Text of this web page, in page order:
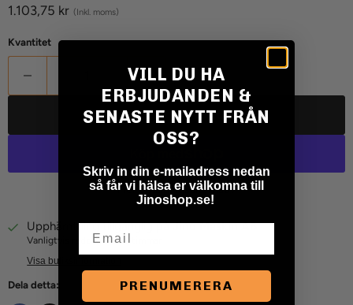
Aktuellt pris
1.103,75 kr (Inkl. moms)
Kvantitet
LÄGG TILL I VARUKORGEN
Fler betalningsalternativ
Upphämtning tillgänglig påJino Maskin AB
Vanligtvis redo inom 24 timmar
Visa butiksinformation
Dela detta:
VILL DU HA
ERBJUDANDEN &
SENASTE NYTT FRÅN
OSS?
Skriv in din e-mailadress nedan
så får vi hälsa er välkomna till
Jinoshop.se!
PRENUMERERA